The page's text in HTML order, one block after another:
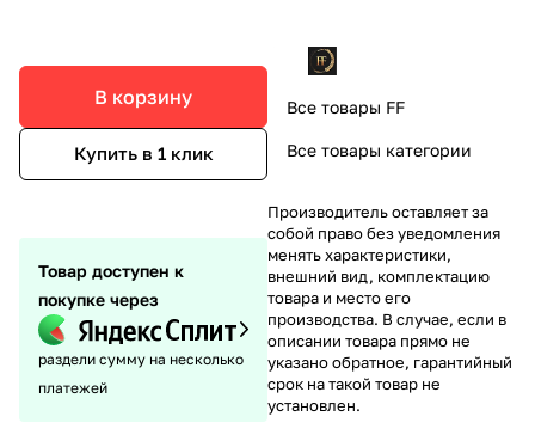
В корзину
Купить в 1 клик
Товар доступен к
покупке через
раздели сумму на несколько
платежей
Все товары FF
Все товары категории
Производитель оставляет за
собой право без уведомления
менять характеристики,
внешний вид, комплектацию
товара и место его
производства. В случае, если в
описании товара прямо не
указано обратное, гарантийный
срок на такой товар не
установлен.